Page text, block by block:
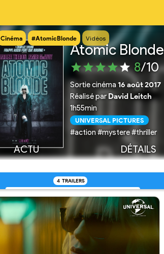
Cinéma #AtomicBlonde Vidéos
Atomic Blonde
8/10
Sortie cinéma 16 août 2017
Réalisé parDavid Leitch
1h55min
UNIVERSAL PICTURES
#action #mystere #thriller
ACTU DÉTAILS
4 TRAILERS